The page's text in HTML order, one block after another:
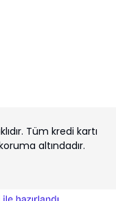
Tüm kredi kartı
altındadır.